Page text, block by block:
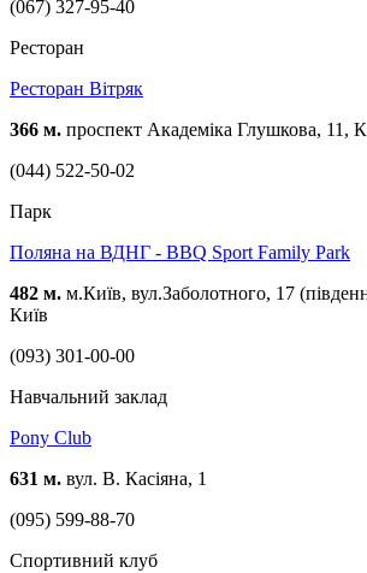
(067) 327-95-40
Ресторан
Ресторан Вітряк
366 м. проспект Академіка Глушкова, 11,
(044) 522-50-02
Парк
Поляна на ВДНГ - BBQ Sport Family Park
482 м. м.Київ, вул.Заболотного, 17
Київ
(093) 301-00-00
Навчальний заклад
Pony Club
631 м. вул. В. Касіяна, 1
(095) 599-88-70
Спортивний клуб